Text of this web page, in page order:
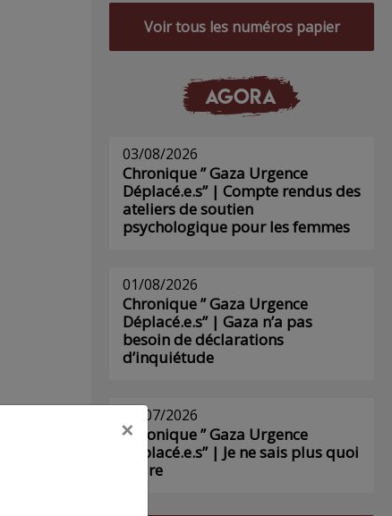
Voir tous les numéros papier
AGORA
03/08/2026
Chronique ” Gaza Urgence
Déplacé.e.s” | Compte rendus des
ateliers de soutien
psychologique pour les femmes
01/08/2026
Chronique ” Gaza Urgence
Déplacé.e.s” | Gaza n’a pas
besoin de déclarations
d’inquiétude
29/07/2026
Chronique ” Gaza Urgence
Déplacé.e.s” | Je ne sais plus quoi
écrire
×